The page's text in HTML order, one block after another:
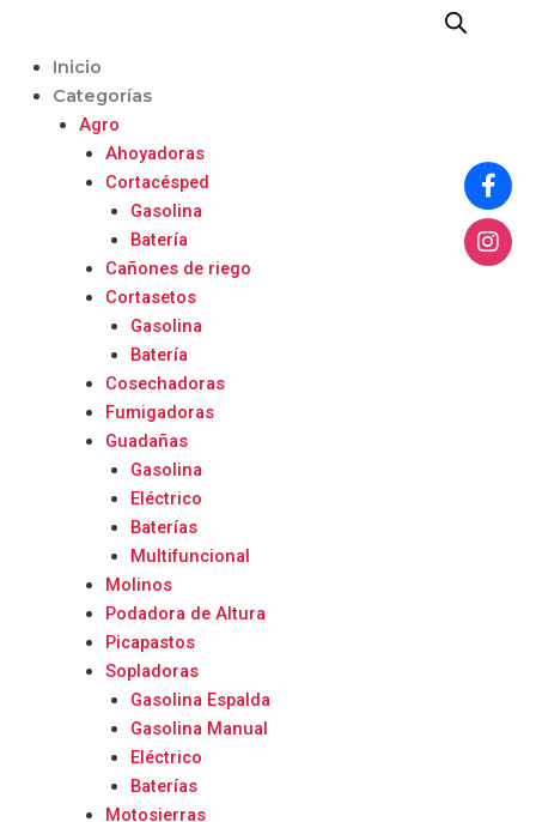
contenido
Inicio
Categorías
Agro
Ahoyadoras
Cortacésped
Gasolina
Batería
Cañones de riego
Cortasetos
Gasolina
Batería
Cosechadoras
Fumigadoras
Guadañas
Gasolina
Eléctrico
Baterías
Multifuncional
Molinos
Podadora de Altura
Picapastos
Sopladoras
Gasolina Espalda
Gasolina Manual
Eléctrico
Baterías
Motosierras